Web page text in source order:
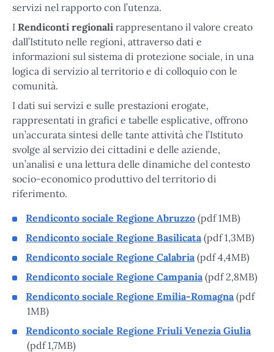
servizi nel rapporto con l’utenza.
I Rendiconti regionali rappresentano il valore creato
dall’Istituto nelle regioni, attraverso dati e
informazioni sul sistema di protezione sociale, in una
logica di servizio al territorio e di colloquio con le
comunità.
I dati sui servizi e sulle prestazioni erogate,
rappresentati in grafici e tabelle esplicative, offrono
un’accurata sintesi delle tante attività che l’Istituto
svolge al servizio dei cittadini e delle aziende,
un’analisi e una lettura delle dinamiche del contesto
socio-economico produttivo del territorio di
riferimento.
Rendiconto sociale Regione Abruzzo (pdf 1MB)
Rendiconto sociale Regione Basilicata (pdf 1,3MB)
Rendiconto sociale Regione Calabria (pdf 4,4MB)
Rendiconto sociale Regione Campania (pdf 2,8MB)
Rendiconto sociale Regione Emilia-Romagna (pdf
1MB)
Rendiconto sociale Regione Friuli Venezia Giulia
(pdf 1,7MB)